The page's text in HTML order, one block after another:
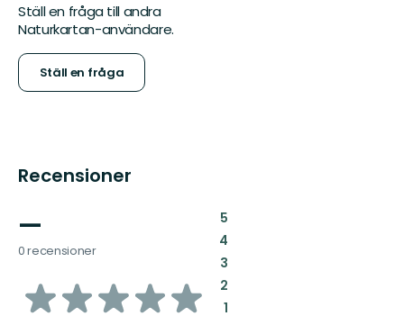
Ställ en fråga till andra
Naturkartan-användare.
Ställ en fråga
Recensioner
—
0 recensioner
av
5:
4:
3:
2:
1: